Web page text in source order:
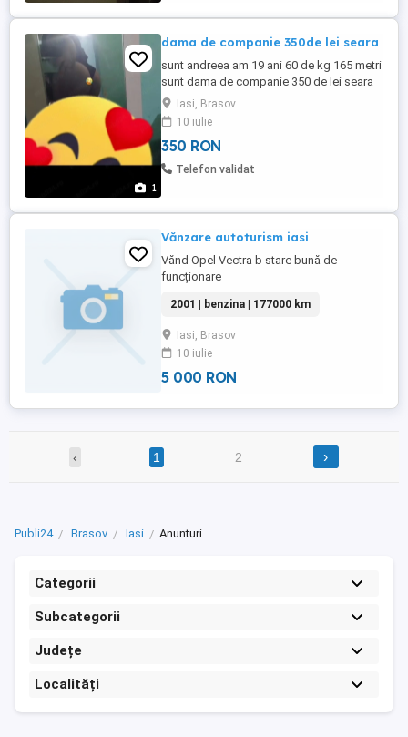
sticlă colțare ...
1
dama de companie 350de lei seara
sunt andreea am 19 ani 60 de kg 165 metri
sunt dama de companie 350 de lei seara
contact:
Iasi, Brasov
10 iulie
350 RON
Telefon validat
Vănzare autoturism iasi
Vănd Opel Vectra b stare bună de
funcționare
2001 | benzina | 177000 km
Iasi, Brasov
10 iulie
5 000 RON
‹ 1 2 ›
Publi24 Brasov Iasi Anunturi
Categorii
Subcategorii
Județe
Localități